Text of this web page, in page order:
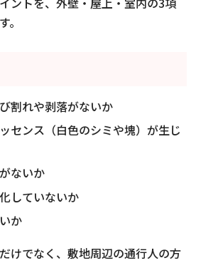
。
割れや剥落がないか
センス（白色のシミや塊）が生じ
ないか
していないか
か
けでなく、敷地周辺の通行人の方